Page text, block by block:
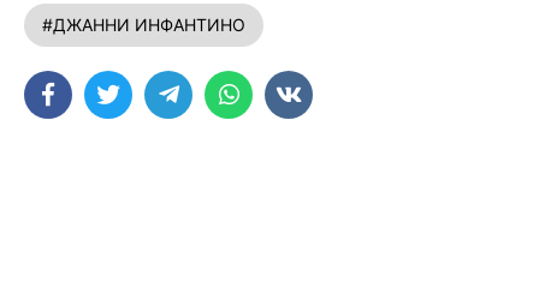
#ДЖАННИ ИНФАНТИНО